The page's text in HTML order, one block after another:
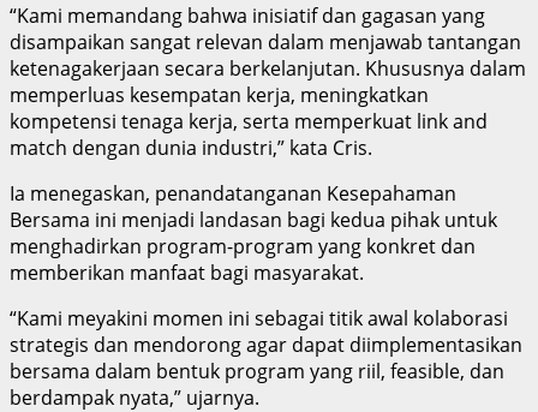
“Kami memandang bahwa inisiatif dan gagasan yang
disampaikan sangat relevan dalam menjawab tantangan
ketenagakerjaan secara berkelanjutan. Khususnya dalam
memperluas kesempatan kerja, meningkatkan
kompetensi tenaga kerja, serta memperkuat link and
match dengan dunia industri,” kata Cris.
Ia menegaskan, penandatanganan Kesepahaman
Bersama ini menjadi landasan bagi kedua pihak untuk
menghadirkan program-program yang konkret dan
memberikan manfaat bagi masyarakat.
“Kami meyakini momen ini sebagai titik awal kolaborasi
strategis dan mendorong agar dapat diimplementasikan
bersama dalam bentuk program yang riil, feasible, dan
berdampak nyata,” ujarnya.